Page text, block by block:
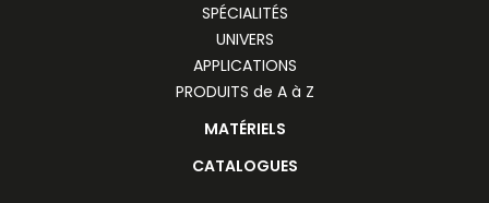
SPÉCIALITÉS
UNIVERS
APPLICATIONS
PRODUITS de A à Z
MATÉRIELS
CATALOGUES